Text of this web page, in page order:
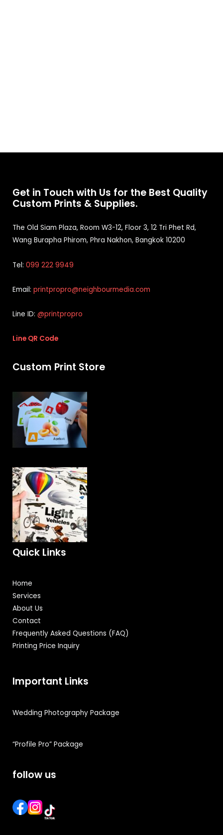
Get in Touch with Us for the Best Quality
Custom Prints & Supplies.
The Old Siam Plaza, Room W3-12, Floor 3, 12 Tri Phet Rd,
Wang Burapha Phirom, Phra Nakhon, Bangkok 10200
Tel: 099 222 9949
Email: printpropro@neighbourmedia.com
Line ID: @printpropro
Line QR Code
Custom Print Store
Quick Links
Home
Services
About Us
Contact
Frequently Asked Questions (FAQ)
Printing Price Inquiry
Important Links
Wedding Photography Package
“Profile Pro” Package
follow us